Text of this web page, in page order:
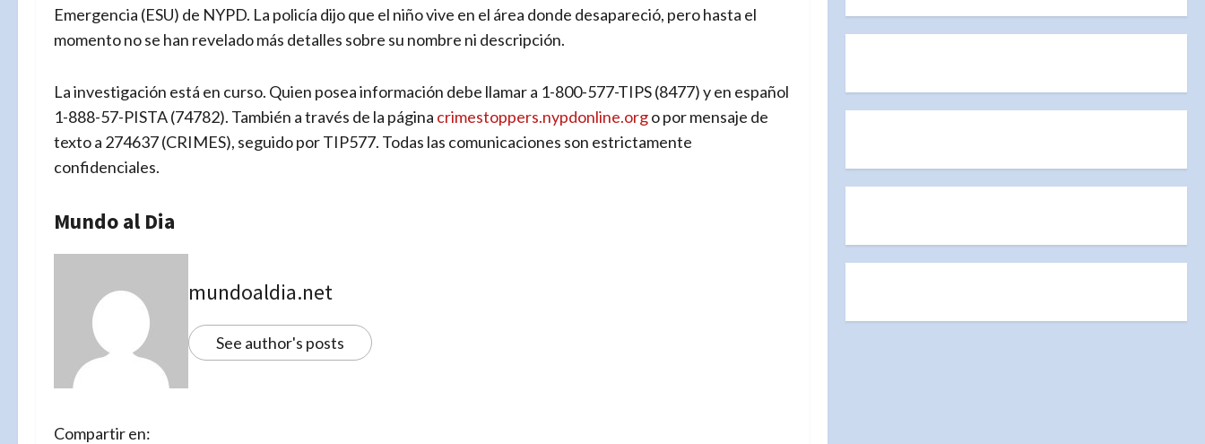
Emergencia (ESU) de NYPD. La policía dijo que el niño vive en el área donde desapareció, pero hasta el
momento no se han revelado más detalles sobre su nombre ni descripción.
La investigación está en curso. Quien posea información debe llamar a 1-800-577-TIPS (8477) y en español
1-888-57-PISTA (74782). También a través de la página crimestoppers.nypdonline.orgo por mensaje de
texto a 274637 (CRIMES), seguido por TIP577. Todas las comunicaciones son estrictamente
confidenciales.
Mundo al Dia
mundoaldia.net
See author's posts
Compartir en: